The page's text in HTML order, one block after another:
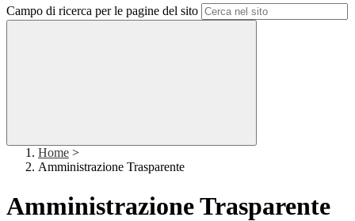
Campo di ricerca per le pagine del sito
Home >
Amministrazione Trasparente
Amministrazione Trasparente